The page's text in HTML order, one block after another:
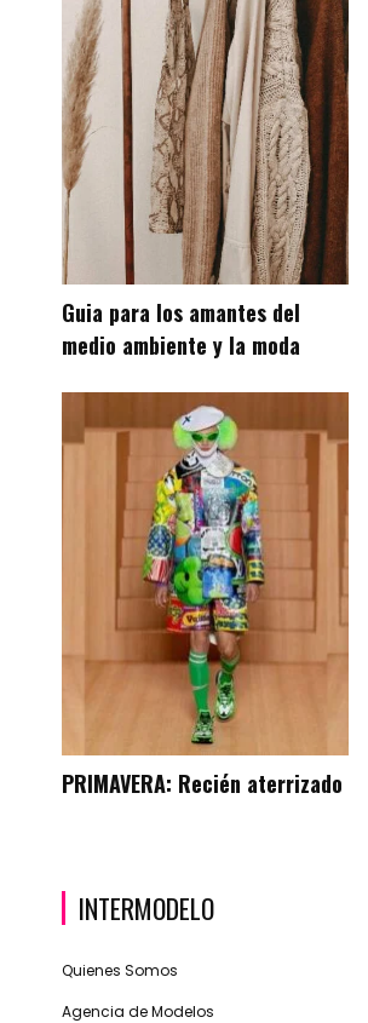
Guia para los amantes del
medio ambiente y la moda
PRIMAVERA: Recién aterrizado
INTERMODELO
Quienes Somos
Agencia de Modelos